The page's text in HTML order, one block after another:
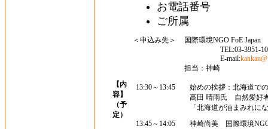
お電話番号
ご所属
＜申込み先＞
国際環境NGO FoE Japan
TEL:03-3951-1081
E-mail:
担当：神崎
【内
容】
（予
定）
13:30～13:45
始めの挨拶：北海道で
高田 晴雨氏 自然愛好
「北海道が油まみれに
13:45～14:05
神崎尚美 国際環境NGO